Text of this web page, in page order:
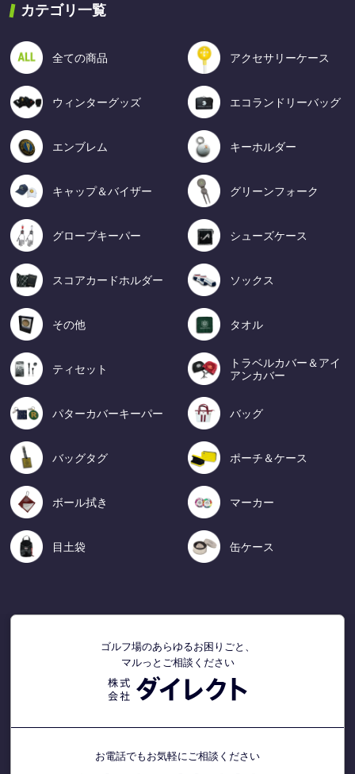
カテゴリ一覧
全ての商品 アクセサリーケース
ウィンターグッズ エコランドリーバッグ
エンブレム キーホルダー
キャップ＆バイザー グリーンフォーク
グローブキーパー シューズケース
スコアカードホルダー ソックス
その他 タオル
ティセット
トラベルカバー＆アイ
アンカバー
パターカバーキーパー バッグ
バッグタグ ポーチ＆ケース
ボール拭き マーカー
目土袋 缶ケース
ゴルフ場のあらゆるお困りごと、
マルっとご相談ください
お電話でもお気軽にご相談ください